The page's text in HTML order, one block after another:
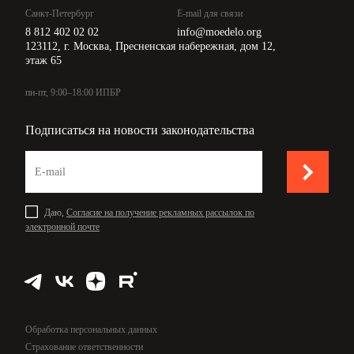
Санкт-Петербург
8 812 402 02 02
E-mail для связи
info@moedelo.org
123112, г. Москва, Пресненская набережная, дом 12,
этаж 65
пн-пт, 9:00–18:00 ИПБР
Подписаться на новости законодательства
Даю, Согласие на получение рекламных рассылок по
электронной почте
Обработка персональных данных
Страхование ответственности